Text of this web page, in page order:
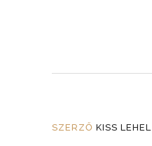
SZERZŐ KISS LEHEL